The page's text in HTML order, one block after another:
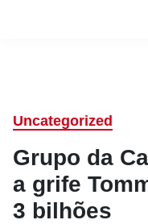
Uncategorized
Grupo da
a grife
3 bilhões